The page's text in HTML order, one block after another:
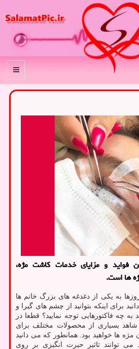
منو
فواید و مزایای خدمات کاشت مژه،
ها است.
به یکی از دغدغه های بزرگ خانم ها
برای اینکه بتوانید از چشم ‌های گیرا و
به چه فاکتورهایی توجه نمایید؟ قطعا در
شاهد بسیاری از محصولات مختلف برای
‌ها خواهید بود. همانطور که می ‌دانید
‌توانند تاثیر حیرت انگیزی بر روی